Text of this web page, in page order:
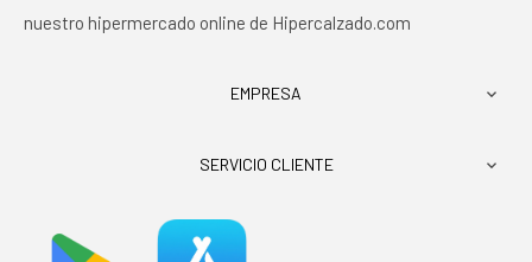
nuestro hipermercado online de Hipercalzado.com
EMPRESA 
SERVICIO CLIENTE 